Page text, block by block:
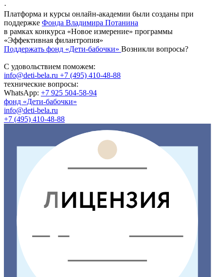
·
Платформа и курсы онлайн-академии были созданы при
поддержке Фонда Владимира Потанина
в рамках конкурса «Новое измерение» программы
«Эффективная филантропия»
Поддержать фонд «Дети-бабочки» Возникли вопросы?
С удовольствием поможем:
info@deti-bela.ru +7 (495) 410-48-88
технические вопросы:
WhatsApp: +7 925 504-58-94
фонд «Дети-бабочки»
info@deti-bela.ru
+7 (495) 410-48-88